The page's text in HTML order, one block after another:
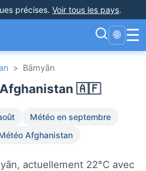
précises. Voir tous les pays.
🌐 ☰
> Bāmyān
Afghanistan 🇦🇫
Météo en septembre
Afghanistan
actuellement 22°C avec